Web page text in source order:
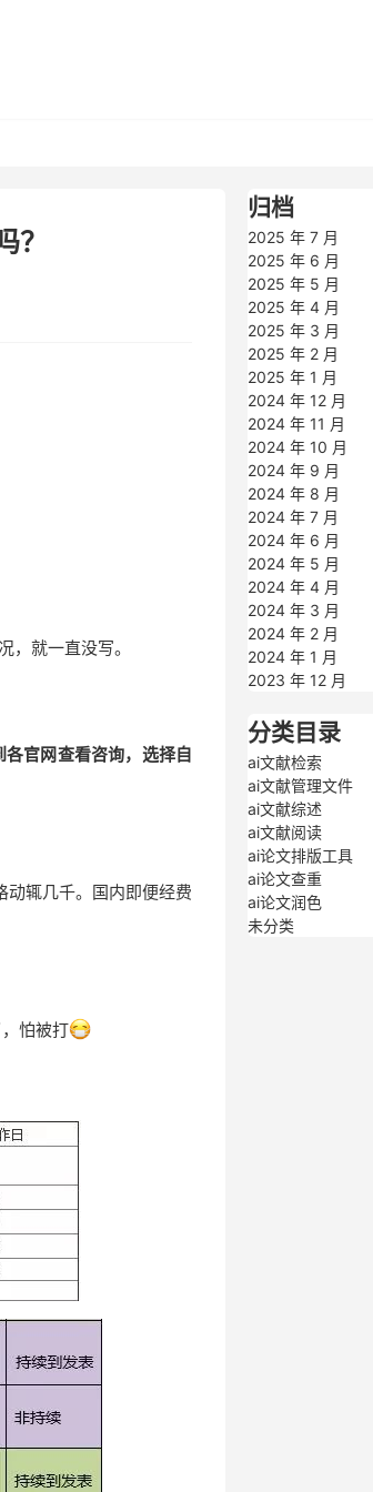
？
，就一直没写。
官网查看咨询，选择自
辄几千。国内即便经费
怕被打
归档
2025 年 7 月
2025 年 6 月
2025 年 5 月
2025 年 4 月
2025 年 3 月
2025 年 2 月
2025 年 1 月
2024 年 12 月
2024 年 11 月
2024 年 10 月
2024 年 9 月
2024 年 8 月
2024 年 7 月
2024 年 6 月
2024 年 5 月
2024 年 4 月
2024 年 3 月
2024 年 2 月
2024 年 1 月
2023 年 12 月
分类目录
ai文献检索
ai文献管理文件
ai文献综述
ai文献阅读
ai论文排版工具
ai论文查重
ai论文润色
未分类